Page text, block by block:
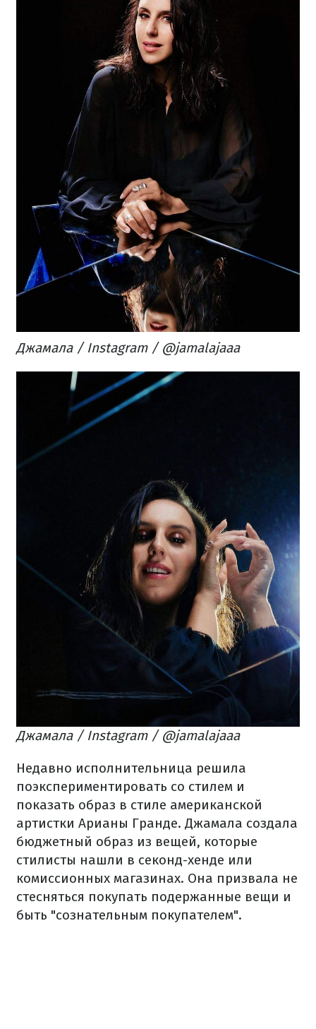
Джамала / Instagram / @jamalajaaa
Джамала / Instagram / @jamalajaaa
Недавно исполнительница решила
поэкспериментировать со стилем и
показать образ в стиле американской
артистки Арианы Гранде. Джамала создала
бюджетный образ из вещей, которые
стилисты нашли в секонд-хенде или
комиссионных магазинах. Она призвала не
стесняться покупать подержанные вещи и
быть "сознательным покупателем".